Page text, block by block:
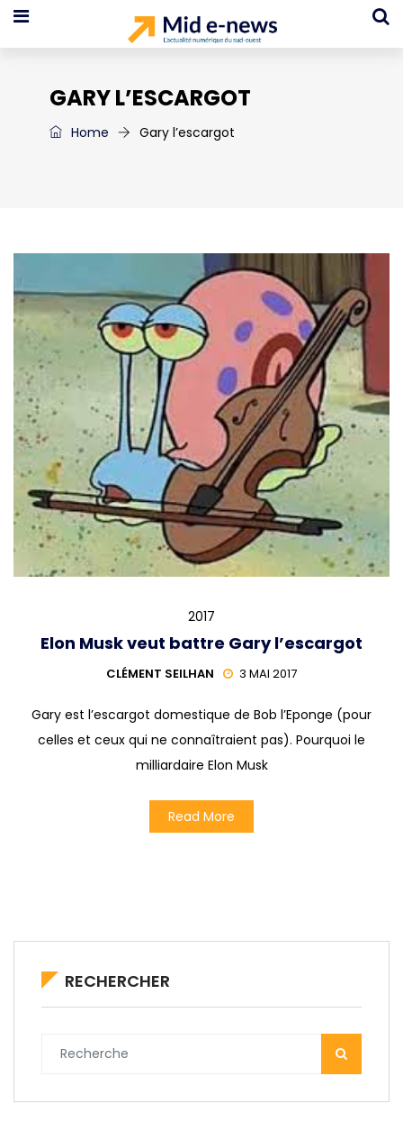
GARY L’ESCARGOT
Home Gary l’escargot
2017
Elon Musk veut battre Gary l’escargot
CLÉMENT SEILHAN 3 MAI 2017
Gary est l’escargot domestique de Bob l’Eponge (pour
celles et ceux qui ne connaîtraient pas). Pourquoi le
milliardaire Elon Musk
Read More
RECHERCHER